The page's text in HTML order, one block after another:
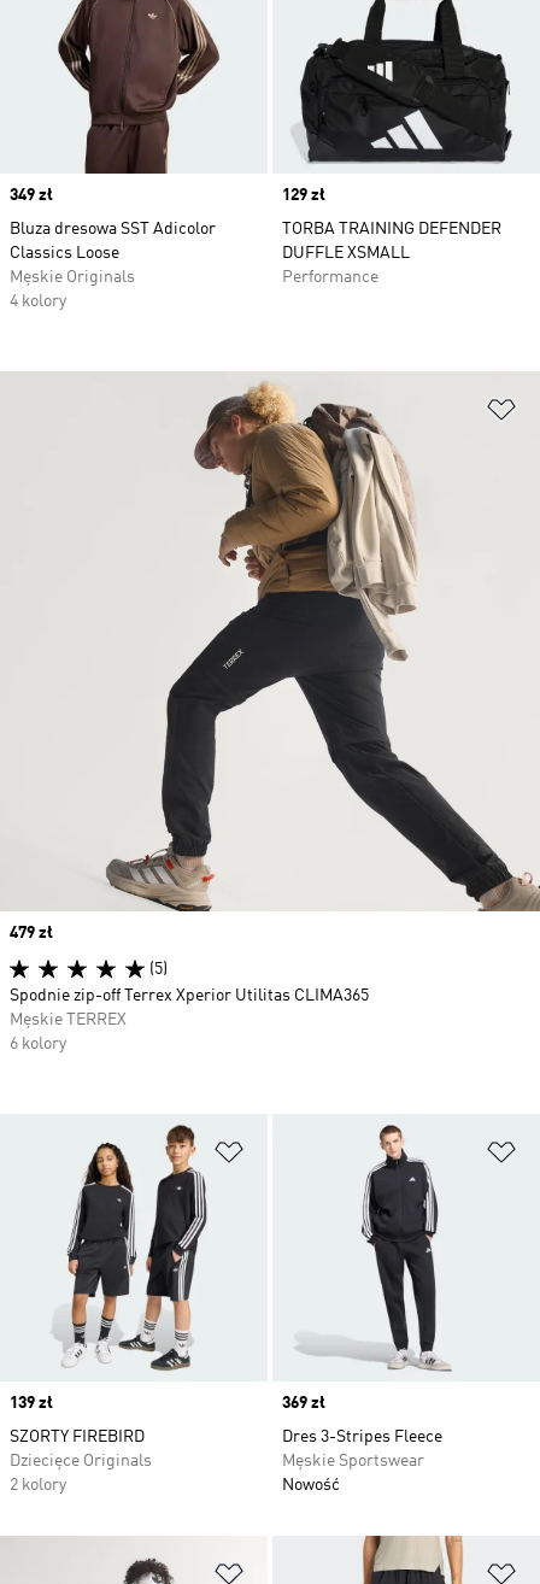
Price
349 zł
Bluza dresowa SST Adicolor
Classics Loose
Męskie Originals
4 kolory
Price
129 zł
TORBA TRAINING DEFENDER
DUFFLE XSMALL
Performance
Dodaj do listy życzeń
Price
139 zł
SZORTY FIREBIRD
Dziecięce Originals
2 kolory
Price
369 zł
Dres 3-Stripes Fleece
Męskie Sportswear
Nowość
Dodaj do listy życzeń
Price
479 zł
(5)
Spodnie zip-off Terrex Xperior Utilitas CLIMA365
Męskie TERREX
6 kolory